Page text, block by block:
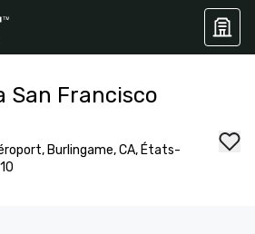
San Francisco
Burlingame, CA, États-